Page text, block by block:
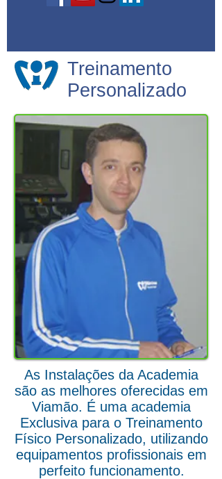
Treinamento
Personalizado
As Instalações da Academia
são as melhores oferecidas em
Viamão. É uma academia
Exclusiva para o Treinamento
Físico Personalizado, utilizando
equipamentos profissionais em
perfeito funcionamento.